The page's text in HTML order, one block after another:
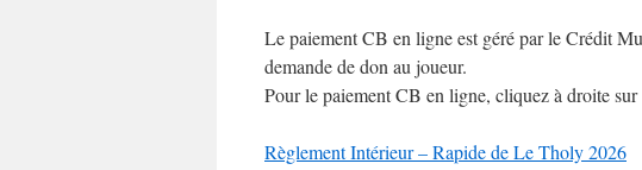
Le paiement CB en ligne est géré par le Crédit
demande de don au joueur.
Pour le paiement CB en ligne, cliquez à droite sur
Règlement Intérieur – Rapide de Le Tholy 2026